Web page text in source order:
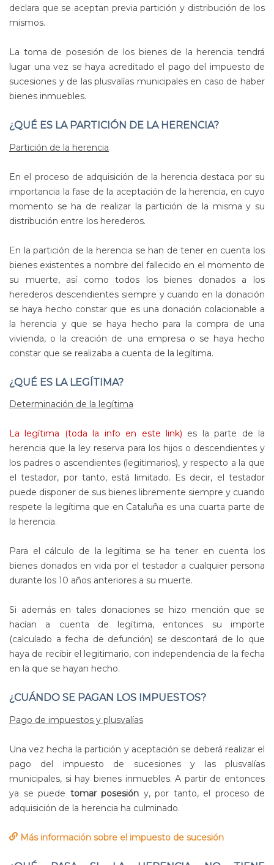
declara que se aceptan previa partición y distribución de los
mismos.
La toma de posesión de los bienes de la herencia tendrá
lugar una vez se haya acreditado el pago del impuesto de
sucesiones y de las plusvalías municipales en caso de haber
bienes inmuebles.
¿QUÉ ES LA PARTICIÓN DE LA HERENCIA?
Partición de la herencia
En el proceso de adquisición de la herencia destaca por su
importancia la fase de la aceptación de la herencia, en cuyo
momento se ha de realizar la partición de la misma y su
distribución entre los herederos.
En la partición de la herencia se han de tener en cuenta los
bienes existentes a nombre del fallecido en el momento de
su muerte, así como todos los bienes donados a los
herederos descendientes siempre y cuando en la donación
se haya hecho constar que es una donación colacionable a
la herencia y que se haya hecho para la compra de una
vivienda, o la creación de una empresa o se haya hecho
constar que se realizaba a cuenta de la legítima.
¿QUÉ ES LA LEGÍTIMA?
Determinación de la legítima
La legítima (toda la info en este link) es la parte de la
herencia que la ley reserva para los hijos o descendientes y
los padres o ascendientes (legitimarios), y respecto a la que
el testador, por tanto, está limitado. Es decir, el testador
puede disponer de sus bienes libremente siempre y cuando
respete la legítima que en Cataluña es una cuarta parte de
la herencia.
Para el cálculo de la legítima se ha tener en cuenta los
bienes donados en vida por el testador a cualquier persona
durante los 10 años anteriores a su muerte.
Si además en tales donaciones se hizo mención que se
hacían a cuenta de legítima, entonces su importe
(calculado a fecha de defunción) se descontará de lo que
haya de recibir el legitimario, con independencia de la fecha
en la que se hayan hecho.
¿CUÁNDO SE PAGAN LOS IMPUESTOS?
Pago de impuestos y plusvalías
Una vez hecha la partición y aceptación se deberá realizar el
pago del impuesto de sucesiones y las plusvalías
municipales, si hay bienes inmuebles. A partir de entonces
ya se puede tomar posesión y, por tanto, el proceso de
adquisición de la herencia ha culminado.
Más información sobre el impuesto de sucesión